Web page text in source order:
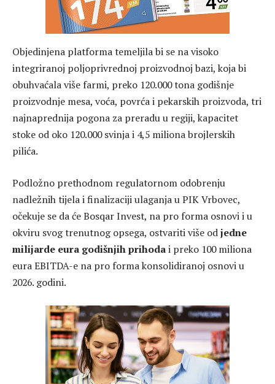
Objedinjena platforma temeljila bi se na visoko
integriranoj poljoprivrednoj proizvodnoj bazi, koja bi
obuhvaćala više farmi, preko 120.000 tona godišnje
proizvodnje mesa, voća, povrća i pekarskih proizvoda, tri
najnaprednija pogona za preradu u regiji, kapacitet
stoke od oko 120.000 svinja i 4,5 miliona brojlerskih
pilića.
Podložno prethodnom regulatornom odobrenju
nadležnih tijela i finalizaciji ulaganja u PIK Vrbovec,
očekuje se da će Bosqar Invest, na pro forma osnovi i u
okviru svog trenutnog opsega, ostvariti više odjedne
milijarde eura godišnjih prihodai preko 100 miliona
eura EBITDA-e na pro forma konsolidiranoj osnovi u
2026. godini.